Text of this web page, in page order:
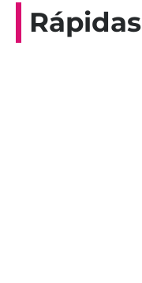
Rápidas